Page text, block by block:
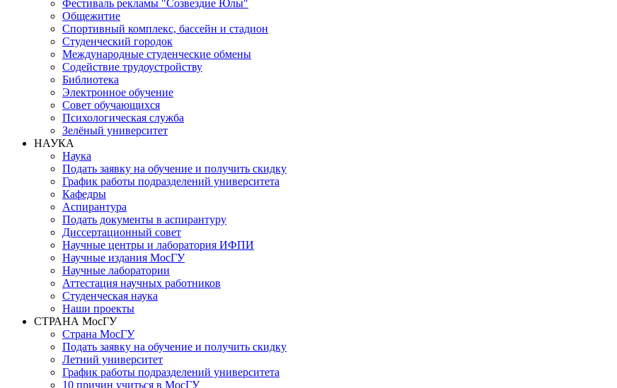
Фестиваль рекламы "Созвездие Юлы"
Общежитие
Спортивный комплекс, бассейн и стадион
Студенческий городок
Международные студенческие обмены
Содействие трудоустройству
Библиотека
Электронное обучение
Совет обучающихся
Психологическая служба
Зелёный университет
НАУКА
Наука
Подать заявку на обучение и получить скидку
График работы подразделений университета
Кафедры
Аспирантура
Подать документы в аспирантуру
Диссертационный совет
Научные центры и лаборатория ИФПИ
Научные издания МосГУ
Научные лаборатории
Аттестация научных работников
Студенческая наука
Наши проекты
СТРАНА МосГУ
Страна МосГУ
Подать заявку на обучение и получить скидку
Летний университет
График работы подразделений университета
10 причин учиться в МосГУ